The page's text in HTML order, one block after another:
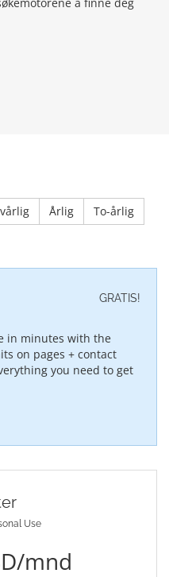
Årlig
To-årlig
GRATIS!
in minutes with the
on pages + contact
you need to get
Use
mnd